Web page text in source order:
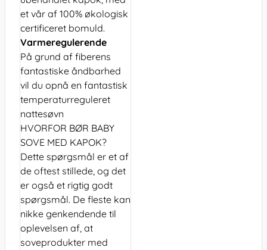
et vår af 100% økologisk
certificeret bomuld.
Varmeregulerende
På grund af fiberens
fantastiske åndbarhed
vil du opnå en fantastisk
temperaturreguleret
nattesøvn
HVORFOR BØR BABY
SOVE MED KAPOK?
Dette spørgsmål er et af
de oftest stillede, og det
er også et rigtig godt
spørgsmål. De fleste kan
nikke genkendende til
oplevelsen af, at
soveprodukter med